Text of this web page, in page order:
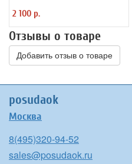
2 100 р.
Отзывы о товаре
Добавить отзыв о товаре
posudaok
Москва
8(495)320-94-52
sales@posudaok.ru